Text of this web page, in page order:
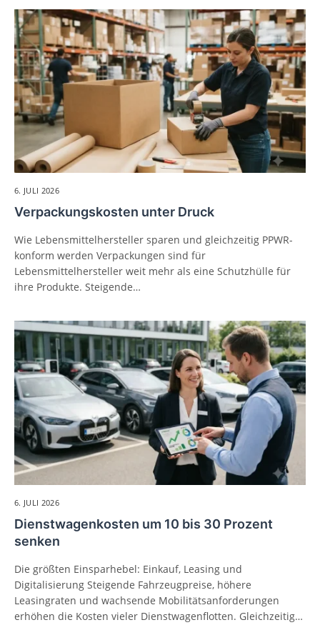
6. JULI 2026
Verpackungskosten unter Druck
Wie Lebensmittelhersteller sparen und gleichzeitig PPWR-
konform werden Verpackungen sind für
Lebensmittelhersteller weit mehr als eine Schutzhülle für
ihre Produkte. Steigende…
6. JULI 2026
Dienstwagenkosten um 10 bis 30 Prozent
senken
Die größten Einsparhebel: Einkauf, Leasing und
Digitalisierung Steigende Fahrzeugpreise, höhere
Leasingraten und wachsende Mobilitätsanforderungen
erhöhen die Kosten vieler Dienstwagenflotten. Gleichzeitig…